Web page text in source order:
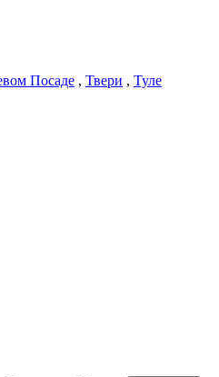
Посаде , Твери , Туле